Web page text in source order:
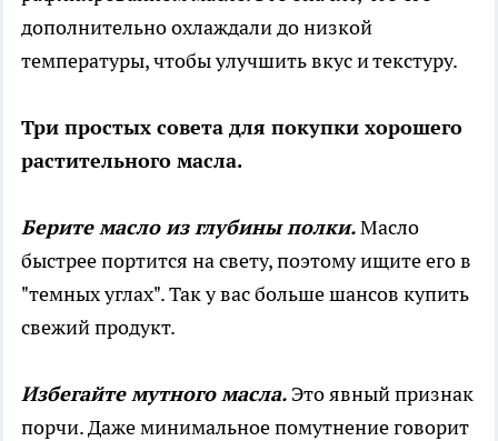
дополнительно охлаждали до низкой
температуры, чтобы улучшить вкус и текстуру.
Три простых совета для покупки хорошего
растительного масла.
Берите масло из глубины полки.Масло
быстрее портится на свету, поэтому ищите его в
"темных углах". Так у вас больше шансов купить
свежий продукт.
Избегайте мутного масла. Это явный признак
порчи. Даже минимальное помутнение говорит